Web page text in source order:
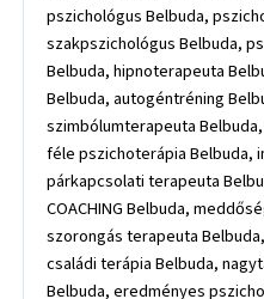
pszichológus Belbuda,
szakpszichológus Belbuda,
Belbuda, hipnoterapeuta
Belbuda, autogéntréning
szimbólumterapeuta
féle pszichoterápia Belbuda,
párkapcsolati terapeuta
COACHING Belbuda,
szorongás terapeuta
családi terápia Belbuda,
Belbuda, eredményes